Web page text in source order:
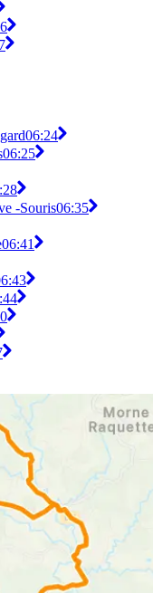
06:24
06:25
-Souris06:35
06:41